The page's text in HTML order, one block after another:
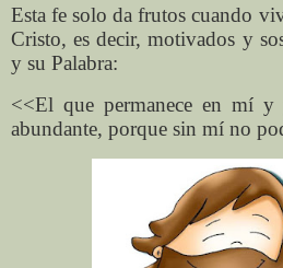
Esta fe solo da frutos cuando
Cristo, es decir, motivados y
y su Palabra:
<<El que permanece en mí
abundante, porque sin mí no